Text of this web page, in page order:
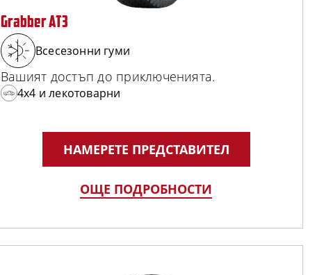
Grabber AT3
Всесезонни гуми
Вашият достъп до приключенията.
4x4 и лекотоварни
НАМЕРЕТЕ ПРЕДСТАВИТЕЛ
ОЩЕ ПОДРОБНОСТИ